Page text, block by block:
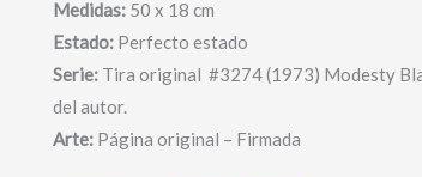
Medidas: 50 x 18 cm
Estado: Perfecto estado
Serie: Tira original #3274 (1973) Modesty
del autor.
Arte: Página original – Firmada